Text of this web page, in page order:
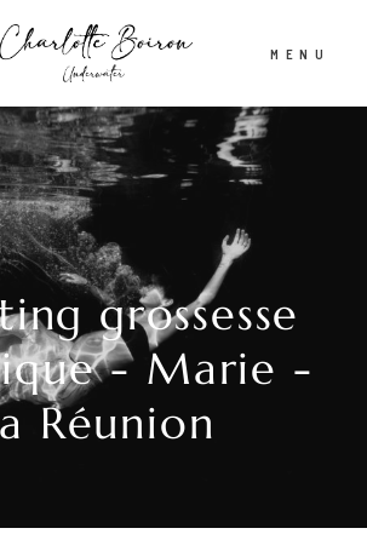
MENU
grossesse
- Marie -
Réunion
aquatique
d’Art & Affiches